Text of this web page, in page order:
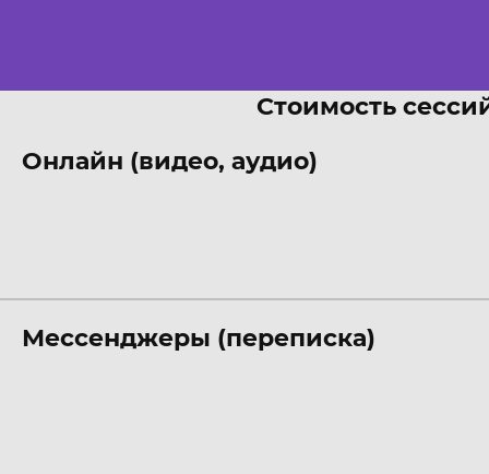
Стоимость
Онлайн (видео, аудио)
Мессенджеры (переписка)